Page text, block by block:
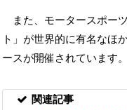
また、モータースポー
ト」が世界的に有名なほ
ースが開催されています。
関連記事